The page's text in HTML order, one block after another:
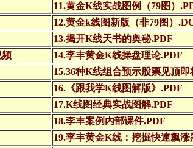
11.黄金K线实战图例（79图）
12.黄金k线图新版（非79图）
13.揭开K线天书的奥秘.PDF
频
14.李丰黄金K线操盘理论.PDF
15.36种K线组合预示股票见顶即
16.《跟我学K线图解版》.PDF
17.K线图经典实战图解.PDF
18.李丰案例内部课件.PDF
19.李丰黄金K线：挖掘快速飙涨